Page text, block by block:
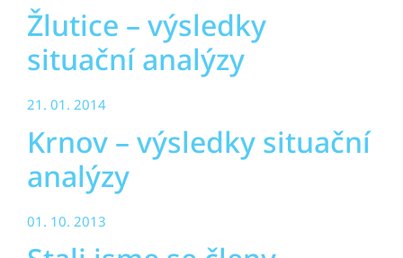
Žlutice – výsledky
situační analýzy
21. 01. 2014
Krnov – výsledky situační
analýzy
01. 10. 2013